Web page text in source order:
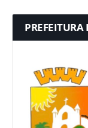
PREFEITURA